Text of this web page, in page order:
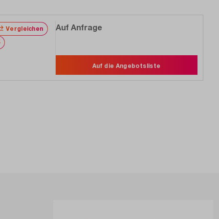
Vergleichen
Merken
Auf Anfrage
Auf die Angebotsliste